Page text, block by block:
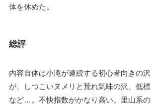
体を休めた。
総評
内容自体は小滝が連続する初心者向きの
が、しつこいヌメリと荒れ気味の沢、低
など…。不快指数がかなり高い。里山系